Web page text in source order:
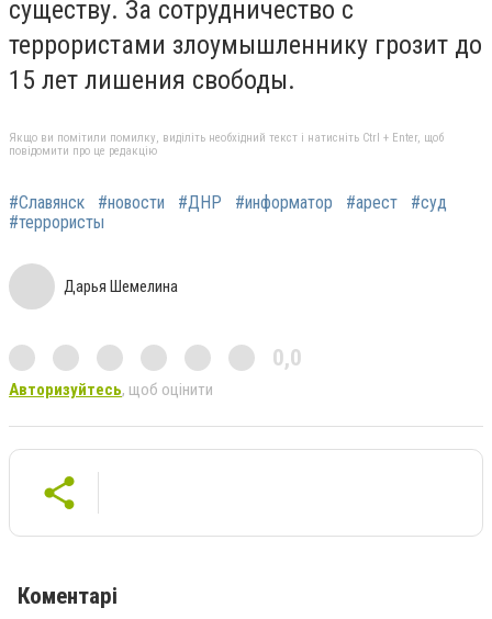
существу. За сотрудничество с
террористами злоумышленнику грозит до
15 лет лишения свободы.
Якщо ви помітили помилку, виділіть необхідний текст і натисніть Ctrl + Enter, щоб
повідомити про це редакцію
#Славянск #новости #ДНР #информатор #арест
#суд
#террористы
Дарья Шемелина
0,0
Авторизуйтесь, щоб оцінити
Коментарі